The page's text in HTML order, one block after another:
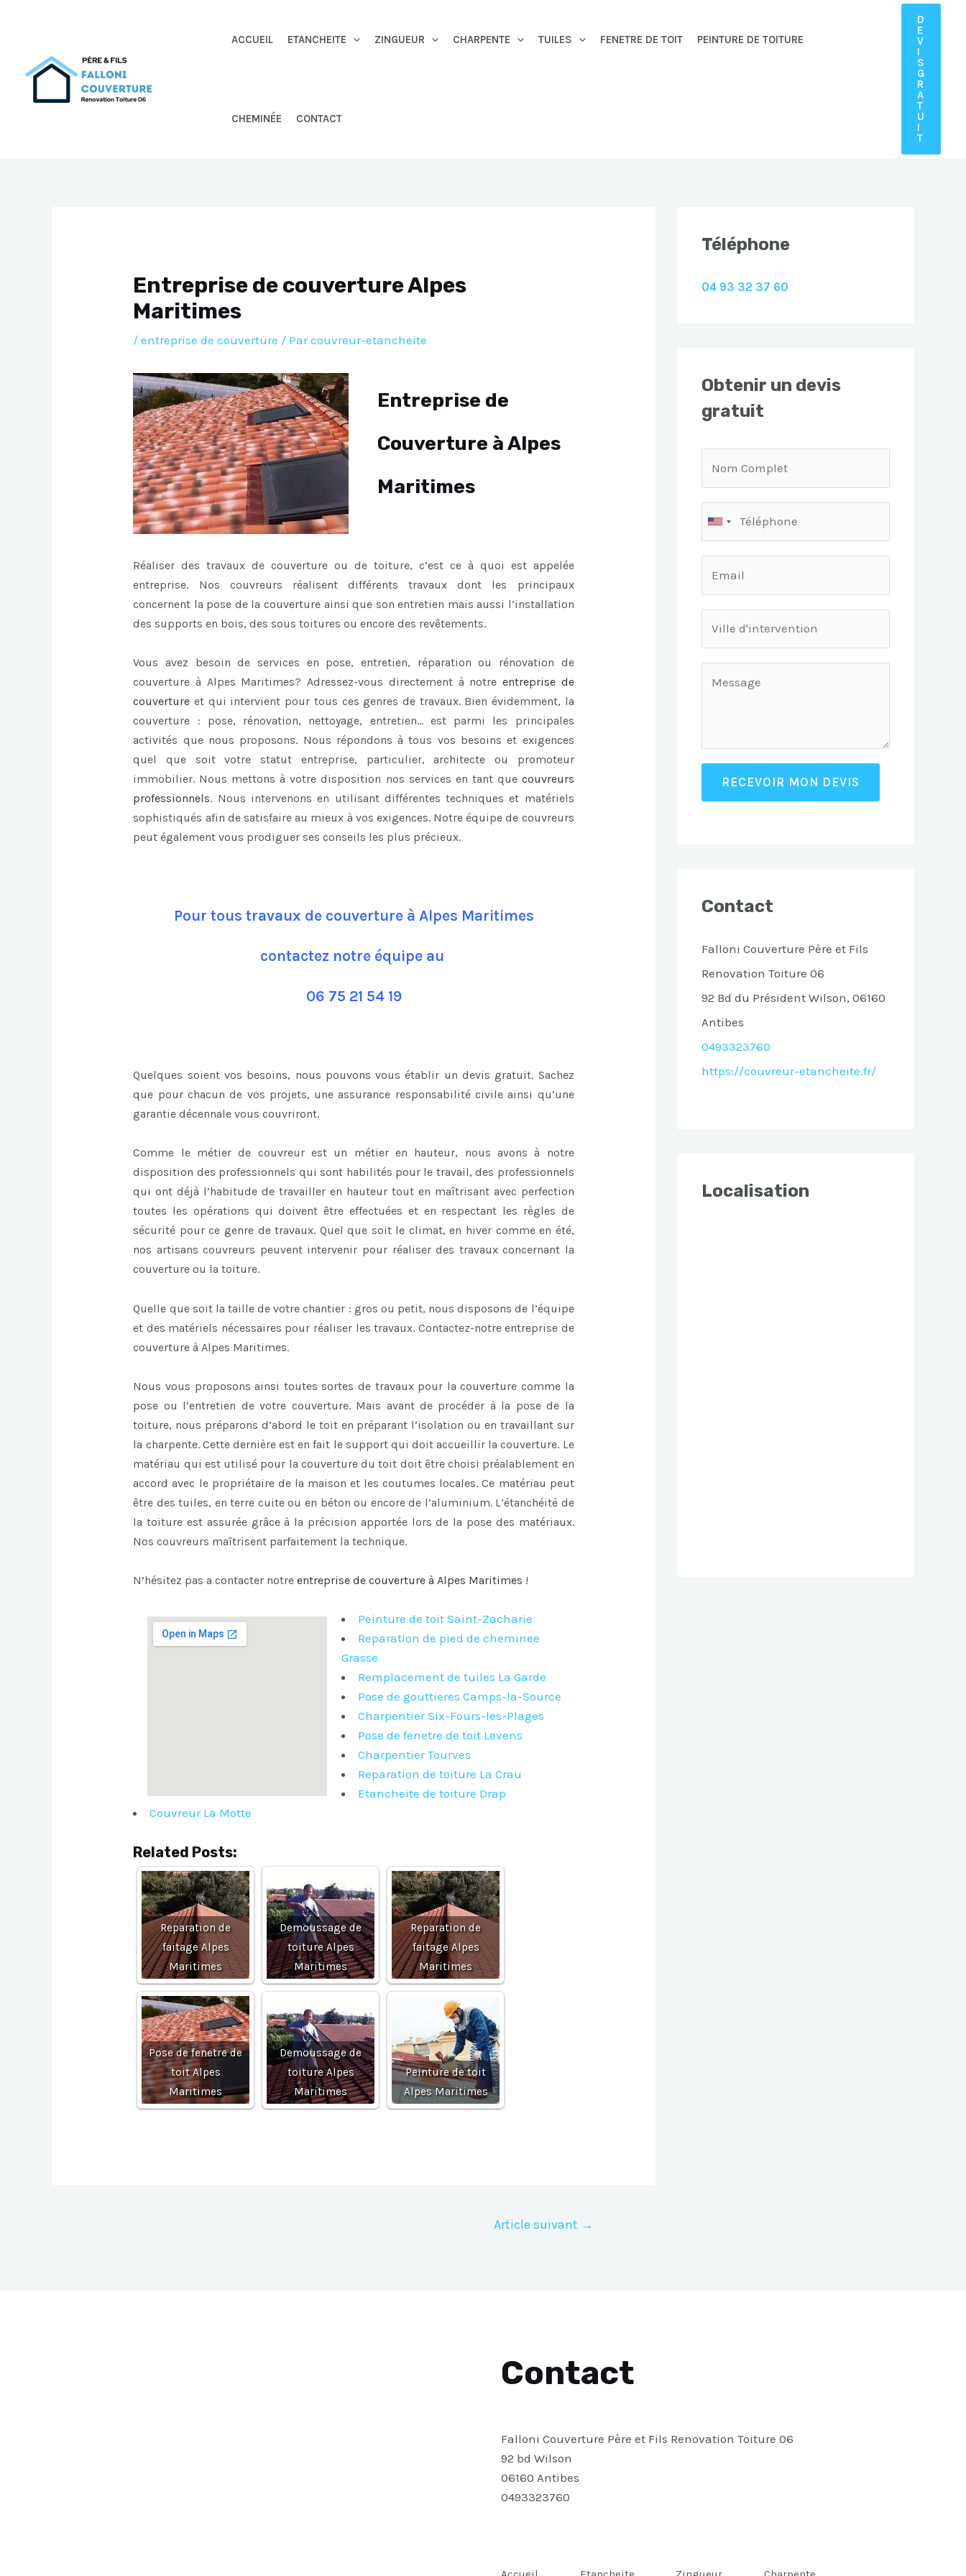
ACCUEIL ETANCHEITE ZINGUEUR CHARPENTE TUILES FENETRE DE TOIT PEINTURE DE TOITURE
CHEMINÉE CONTACT
D
E
V
I
S
G
R
A
T
U
I
T
Entreprise de couverture Alpes
Maritimes
/entreprise de couverture / Parcouvreur-etancheite
Entreprise de
Couverture à Alpes
Maritimes
Réaliser des travaux de couverture ou de toiture, c’est ce à quoi est appelée
entreprise. Nos couvreurs réalisent différents travaux dont les principaux
concernent la pose de la couverture ainsi que son entretien mais aussi l’installation
des supports en bois, des sous toitures ou encore des revêtements.
Vous avez besoin de services en pose, entretien, réparation ou rénovation de
couverture à Alpes Maritimes? Adressez-vous directement à notre entreprise de
couverture et qui intervient pour tous ces genres de travaux. Bien évidemment, la
couverture : pose, rénovation, nettoyage, entretien… est parmi les principales
activités que nous proposons. Nous répondons à tous vos besoins et exigences
quel que soit votre statut entreprise, particulier, architecte ou promoteur
immobilier. Nous mettons à votre disposition nos services en tant quecouvreurs
professionnels. Nous intervenons en utilisant différentes techniques et matériels
sophistiqués afin de satisfaire au mieux à vos exigences. Notre équipe de couvreurs
peut également vous prodiguer ses conseils les plus précieux.
Pour tous travaux de couverture à Alpes Maritimes
contactez notre équipe au
06 75 21 54 19
Quelques soient vos besoins, nous pouvons vous établir un devis gratuit. Sachez
que pour chacun de vos projets, une assurance responsabilité civile ainsi qu’une
garantie décennale vous couvriront.
Comme le métier de couvreur est un métier en hauteur, nous avons à notre
disposition des professionnels qui sont habilités pour le travail, des professionnels
qui ont déjà l’habitude de travailler en hauteur tout en maîtrisant avec perfection
toutes les opérations qui doivent être effectuées et en respectant les règles de
sécurité pour ce genre de travaux. Quel que soit le climat, en hiver comme en été,
nos artisans couvreurs peuvent intervenir pour réaliser des travaux concernant la
couverture ou la toiture.
Quelle que soit la taille de votre chantier : gros ou petit, nous disposons de l’équipe
et des matériels nécessaires pour réaliser les travaux. Contactez-notre entreprise de
couverture à Alpes Maritimes.
Nous vous proposons ainsi toutes sortes de travaux pour la couverture comme la
pose ou l’entretien de votre couverture. Mais avant de procéder à la pose de la
toiture, nous préparons d’abord le toit en préparant l’isolation ou en travaillant sur
la charpente. Cette dernière est en fait le support qui doit accueillir la couverture. Le
matériau qui est utilisé pour la couverture du toit doit être choisi préalablement en
accord avec le propriétaire de la maison et les coutumes locales. Ce matériau peut
être des tuiles, en terre cuite ou en béton ou encore de l’aluminium. L’étanchéité de
la toiture est assurée grâce à la précision apportée lors de la pose des matériaux.
Nos couvreurs maîtrisent parfaitement la technique.
N’hésitez pas a contacter notreentreprise de couverture à Alpes Maritimes !
Peinture de toit Saint-Zacharie
Reparation de pied de cheminee
Grasse
Remplacement de tuiles La Garde
Pose de gouttieres Camps-la-Source
Charpentier Six-Fours-les-Plages
Pose de fenetre de toit Levens
Charpentier Tourves
Reparation de toiture La Crau
Etancheite de toiture Drap
Couvreur La Motte
Related Posts:
Reparation de
faitage Alpes
Maritimes
Demoussage de
toiture Alpes
Maritimes
Reparation de
faitage Alpes
Maritimes
Pose de fenetre de
toit Alpes
Maritimes
Demoussage de
toiture Alpes
Maritimes
Peinture de toit
Alpes Maritimes
Article suivant →
Téléphone
04 93 32 37 60
Obtenir un devis
gratuit
RECEVOIR MON DEVIS
Contact
Falloni Couverture Père et Fils
Renovation Toiture 06
92 Bd du Président Wilson, 06160
Antibes
0493323760
https://couvreur-etancheite.fr/
Localisation
Contact
Falloni Couverture Père et Fils Renovation Toiture 06
92 bd Wilson
06160 Antibes
0493323760